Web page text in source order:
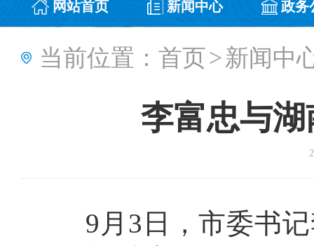
网站首页 新闻中心 政务
当前位置： 首页>新闻中
李富忠与
9月3日，市委书